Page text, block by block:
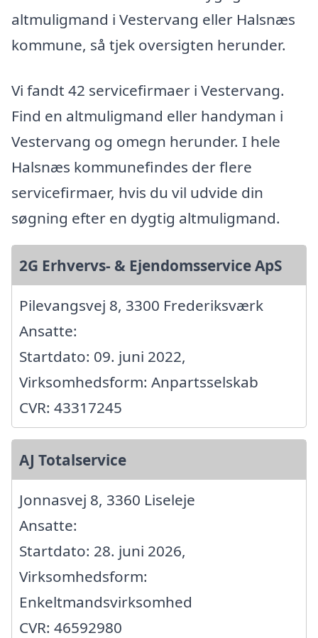
altmuligmand i Vestervang eller Halsnæs
kommune, så tjek oversigten herunder.
Vi fandt 42 servicefirmaer i Vestervang.
Find en altmuligmand eller handyman i
Vestervang og omegn herunder. I hele
Halsnæs kommunefindes der flere
servicefirmaer, hvis du vil udvide din
søgning efter en dygtig altmuligmand.
2G Erhvervs- & Ejendomsservice ApS
Pilevangsvej 8, 3300 Frederiksværk
Ansatte:
Startdato: 09. juni 2022,
Virksomhedsform: Anpartsselskab
CVR: 43317245
AJ Totalservice
Jonnasvej 8, 3360 Liseleje
Ansatte:
Startdato: 28. juni 2026,
Virksomhedsform:
Enkeltmandsvirksomhed
CVR: 46592980